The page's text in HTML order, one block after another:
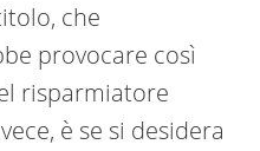
che
provocare così
risparmiatore
è se si desidera